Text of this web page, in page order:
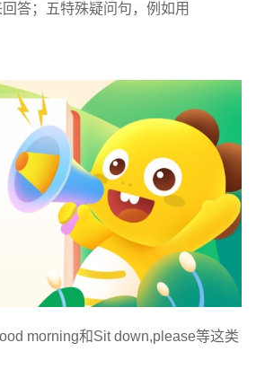
答；五特殊疑问句，例如用
morning和Sit down,please等这类